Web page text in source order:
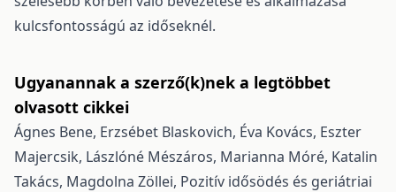
kulcsfontosságú az időseknél.
Ugyanannak a szerző(k)nek a legtöbbet
olvasott cikkei
Ágnes Bene, Erzsébet Blaskovich, Éva Kovács, Eszter
Majercsik, Lászlóné Mészáros, Marianna Móré, Katalin
Takács, Magdolna Zöllei, Pozitív idősödés és geriátriai